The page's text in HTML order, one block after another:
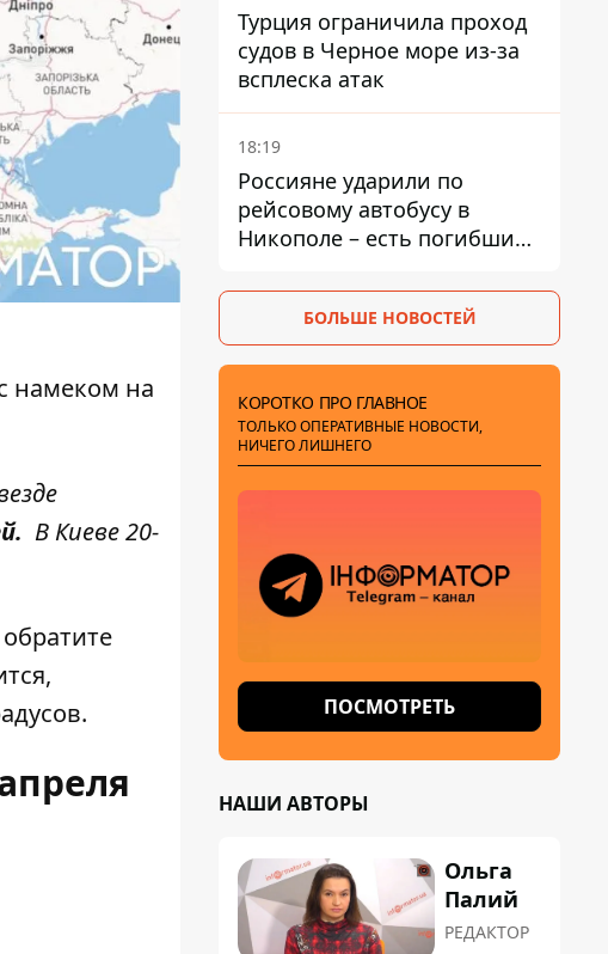
намеком на
В Киеве 20-
Турция ограничила проход
судов в Черное море из-за
всплеска атак
18:19
Россияне ударили по
рейсовому автобусу в
Никополе – есть погибший
БОЛЬШЕ НОВОСТЕЙ
КОРОТКО ПРО ГЛАВНОЕ
ТОЛЬКО ОПЕРАТИВНЫЕ НОВОСТИ,
НИЧЕГО ЛИШНЕГО
ПОСМОТРЕТЬ
НАШИ АВТОРЫ
Ольга
Палий
РЕДАКТОР